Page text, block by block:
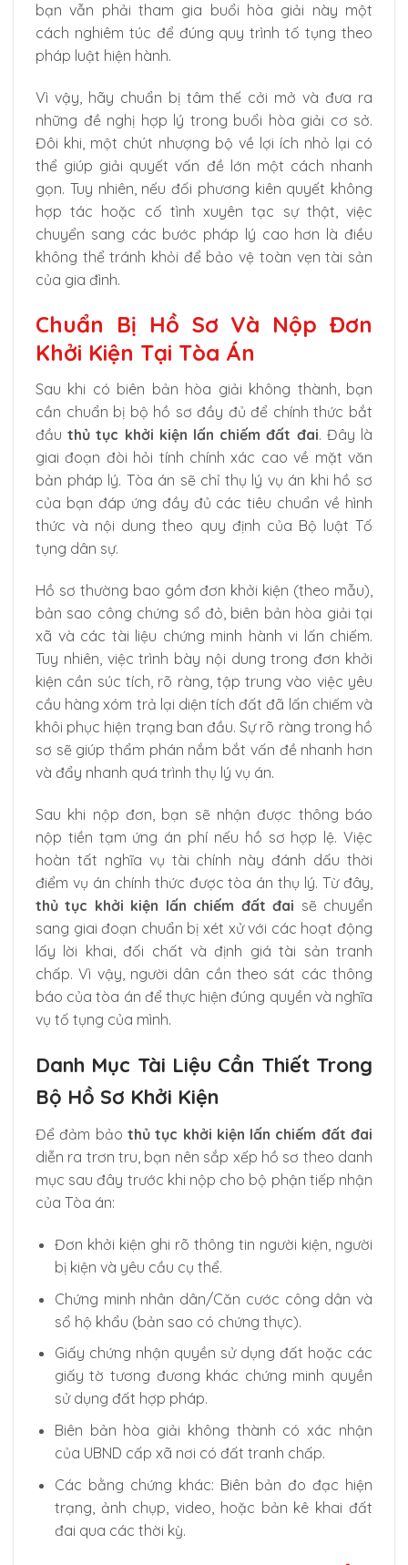
bạn vẫn phải tham gia buổi hòa giải này một
cách nghiêm túc để đúng quy trình tố tụng theo
pháp luật hiện hành.
Vì vậy, hãy chuẩn bị tâm thế cởi mở và đưa ra
những đề nghị hợp lý trong buổi hòa giải cơ sở.
Đôi khi, một chút nhượng bộ về lợi ích nhỏ lại có
thể giúp giải quyết vấn đề lớn một cách nhanh
gọn. Tuy nhiên, nếu đối phương kiên quyết không
hợp tác hoặc cố tình xuyên tạc sự thật, việc
chuyển sang các bước pháp lý cao hơn là điều
không thể tránh khỏi để bảo vệ toàn vẹn tài sản
của gia đình.
Chuẩn Bị Hồ Sơ Và Nộp Đơn
Khởi Kiện Tại Tòa Án
Sau khi có biên bản hòa giải không thành, bạn
cần chuẩn bị bộ hồ sơ đầy đủ để chính thức bắt
đầuthủ tục khởi kiện lấn chiếm đất đai. Đây là
giai đoạn đòi hỏi tính chính xác cao về mặt văn
bản pháp lý. Tòa án sẽ chỉ thụ lý vụ án khi hồ sơ
của bạn đáp ứng đầy đủ các tiêu chuẩn về hình
thức và nội dung theo quy định của Bộ luật Tố
tụng dân sự.
Hồ sơ thường bao gồm đơn khởi kiện (theo mẫu),
bản sao công chứng sổ đỏ, biên bản hòa giải tại
xã và các tài liệu chứng minh hành vi lấn chiếm.
Tuy nhiên, việc trình bày nội dung trong đơn khởi
kiện cần súc tích, rõ ràng, tập trung vào việc yêu
cầu hàng xóm trả lại diện tích đất đã lấn chiếm và
khôi phục hiện trạng ban đầu. Sự rõ ràng trong hồ
sơ sẽ giúp thẩm phán nắm bắt vấn đề nhanh hơn
và đẩy nhanh quá trình thụ lý vụ án.
Sau khi nộp đơn, bạn sẽ nhận được thông báo
nộp tiền tạm ứng án phí nếu hồ sơ hợp lệ. Việc
hoàn tất nghĩa vụ tài chính này đánh dấu thời
điểm vụ án chính thức được tòa án thụ lý. Từ đây,
thủ tục khởi kiện lấn chiếm đất đai sẽ chuyển
sang giai đoạn chuẩn bị xét xử với các hoạt động
lấy lời khai, đối chất và định giá tài sản tranh
chấp. Vì vậy, người dân cần theo sát các thông
báo của tòa án để thực hiện đúng quyền và nghĩa
vụ tố tụng của mình.
Danh Mục Tài Liệu Cần Thiết Trong
Bộ Hồ Sơ Khởi Kiện
Để đảm bảo thủ tục khởi kiện lấn chiếm đất đai
diễn ra trơn tru, bạn nên sắp xếp hồ sơ theo danh
mục sau đây trước khi nộp cho bộ phận tiếp nhận
của Tòa án:
Đơn khởi kiện ghi rõ thông tin người kiện, người
bị kiện và yêu cầu cụ thể.
Chứng minh nhân dân/Căn cước công dân và
sổ hộ khẩu (bản sao có chứng thực).
Giấy chứng nhận quyền sử dụng đất hoặc các
giấy tờ tương đương khác chứng minh quyền
sử dụng đất hợp pháp.
Biên bản hòa giải không thành có xác nhận
của UBND cấp xã nơi có đất tranh chấp.
Các bằng chứng khác: Biên bản đo đạc hiện
trạng, ảnh chụp, video, hoặc bản kê khai đất
đai qua các thời kỳ.